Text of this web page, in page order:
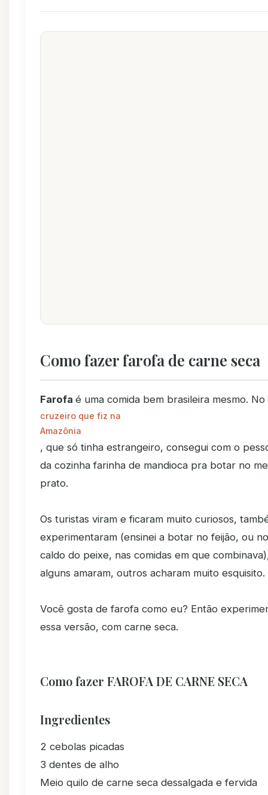
Como fazer farofa de carne seca
Farofa é uma comida bem brasileira mesmo. No
cruzeiro que fiz na
Amazônia
, que só tinha estrangeiro, consegui com o
da cozinha farinha de mandioca pra botar no
prato.
Os turistas viram e ficaram muito curiosos,
experimentaram (ensinei a botar no feijão, ou no
caldo do peixe, nas comidas em que
alguns amaram, outros acharam muito esquisito.
Você gosta de farofa como eu? Então
essa versão, com carne seca.
Como fazer FAROFA DE CARNE SECA
Ingredientes
2 cebolas picadas
3 dentes de alho
Meio quilo de carne seca dessalgada e fervida